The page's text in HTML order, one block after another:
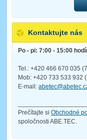
Kontaktujte nás
Po - pi: 7:00 - 15:00
Tel.: +420 466 670 035
Mob: +420 733 533 932
E-mail:
Prečítajte si Obchodné
spoločnosti ABE.TEC.